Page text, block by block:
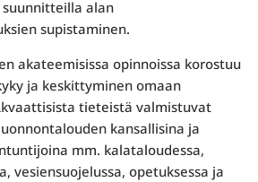
suunnitteilla alan
supistaminen.
akateemisissa opinnoissa korostuu
ja keskittyminen omaan
tieteistä valmistuvat
kansallisina ja
mm. kalataloudessa,
vesiensuojelussa, opetuksessa ja